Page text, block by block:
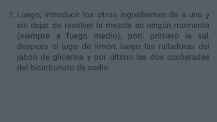
Luego, introducir los otros ingredientes de a uno y
sin dejar de revolver la mezcla en ningún momento
(siempre a fuego medio), pon: primero la sal,
después el jugo de limón, luego las ralladuras del
jabón de glicerina y por último las dos cucharadas
del bicarbonato de sodio.